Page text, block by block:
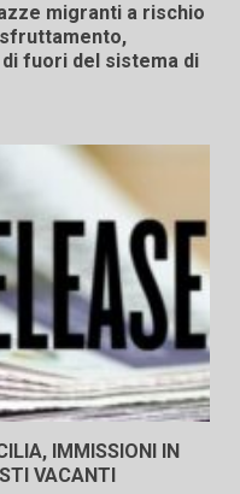
migranti a rischio
fuori del sistema di
IMMISSIONI IN
VACANTI